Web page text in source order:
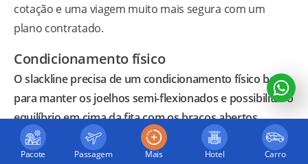
cotação e uma viagem muito mais segura com um
plano contratado.
Condicionamento físico
O slackline precisa de um condicionamento físico bom
para manter os joelhos semi-flexionados e possibilitar o
equilíbrio em cima da fita com os braços abertos.
Embora a prática já fortaleça o corpo, principalmente o
Pacote Passagem Hotel Carro
Mais